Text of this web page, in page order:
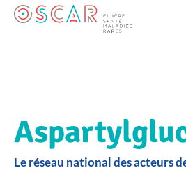
Aller à la recherche
Le réseau national des acteurs